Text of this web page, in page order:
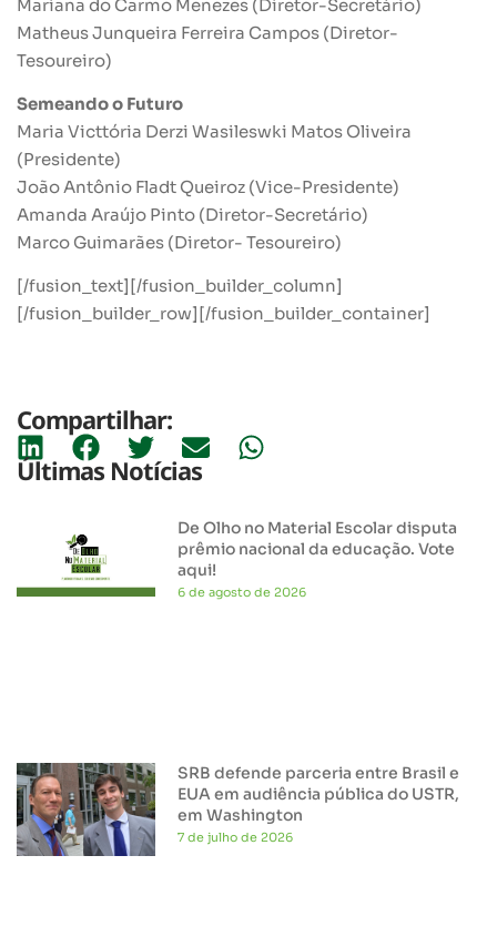
Mariana do Carmo Menezes (Diretor-Secretário)
Matheus Junqueira Ferreira Campos (Diretor-
Tesoureiro)
Semeando o Futuro
Maria Victtória Derzi Wasileswki Matos Oliveira
(Presidente)
João Antônio Fladt Queiroz (Vice-Presidente)
Amanda Araújo Pinto (Diretor-Secretário)
Marco Guimarães (Diretor- Tesoureiro)
[/fusion_text][/fusion_builder_column]
[/fusion_builder_row][/fusion_builder_container]
Compartilhar:
Últimas Notícias
De Olho no Material Escolar disputa
prêmio nacional da educação. Vote
aqui!
6 de agosto de 2026
SRB defende parceria entre Brasil e
EUA em audiência pública do USTR,
em Washington
7 de julho de 2026